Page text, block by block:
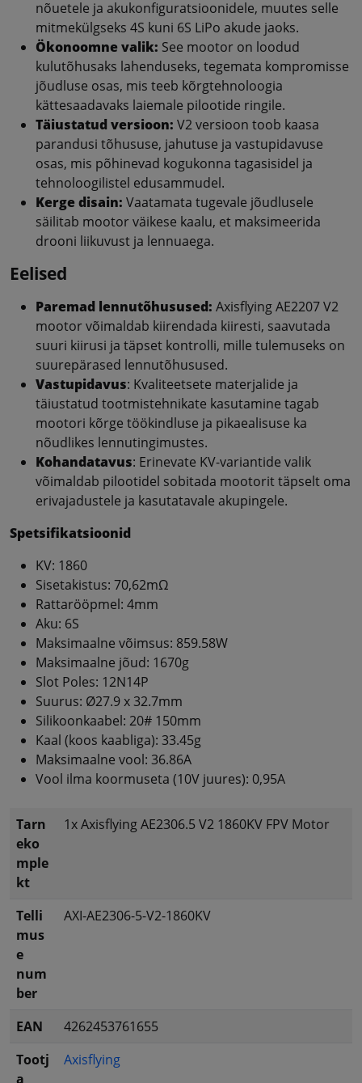
nõuetele ja akukonfiguratsioonidele, muutes selle
mitmekülgseks 4S kuni 6S LiPo akude jaoks.
Ökonoomne valik: See mootor on loodud
kulutõhusaks lahenduseks, tegemata kompromisse
jõudluse osas, mis teeb kõrgtehnoloogia
kättesaadavaks laiemale pilootide ringile.
Täiustatud versioon: V2 versioon toob kaasa
parandusi tõhususe, jahutuse ja vastupidavuse
osas, mis põhinevad kogukonna tagasisidel ja
tehnoloogilistel edusammudel.
Kerge disain: Vaatamata tugevale jõudlusele
säilitab mootor väikese kaalu, et maksimeerida
drooni liikuvust ja lennuaega.
Eelised
Paremad lennutõhusused: Axisflying AE2207 V2
mootor võimaldab kiirendada kiiresti, saavutada
suuri kiirusi ja täpset kontrolli, mille tulemuseks on
suurepärased lennutõhusused.
Vastupidavus: Kvaliteetsete materjalide ja
täiustatud tootmistehnikate kasutamine tagab
mootori kõrge töökindluse ja pikaealisuse ka
nõudlikes lennutingimustes.
Kohandatavus: Erinevate KV-variantide valik
võimaldab pilootidel sobitada mootorit täpselt oma
erivajadustele ja kasutatavale akupingele.
Spetsifikatsioonid
KV: 1860
Sisetakistus: 70,62mΩ
Rattarööpmel: 4mm
Aku: 6S
Maksimaalne võimsus: 859.58W
Maksimaalne jõud: 1670g
Slot Poles: 12N14P
Suurus: Ø27.9 x 32.7mm
Silikoonkaabel: 20# 150mm
Kaal (koos kaabliga): 33.45g
Maksimaalne vool: 36.86A
Vool ilma koormuseta (10V juures): 0,95A
Tarn
eko
mple
kt
1x Axisflying AE2306.5 V2 1860KV FPV Motor
Telli
mus
e
num
ber
AXI-AE2306-5-V2-1860KV
EAN
4262453761655
Tootj
a
Axisflying